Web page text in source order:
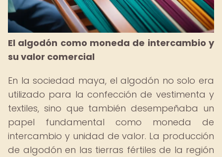
El algodón como moneda de intercambio y
su valor comercial
En la sociedad maya, el algodón no solo era
utilizado para la confección de vestimenta y
textiles, sino que también desempeñaba un
papel fundamental como moneda de
intercambio y unidad de valor. La producción
de algodón en las tierras fértiles de la región